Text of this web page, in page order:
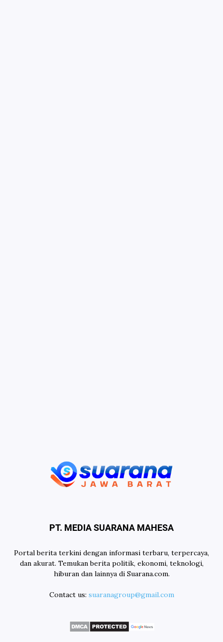
PT. MEDIA SUARANA MAHESA
Portal berita terkini dengan informasi terbaru, terpercaya,
dan akurat. Temukan berita politik, ekonomi, teknologi,
hiburan dan lainnya di Suarana.com.
Contact us: suaranagroup@gmail.com